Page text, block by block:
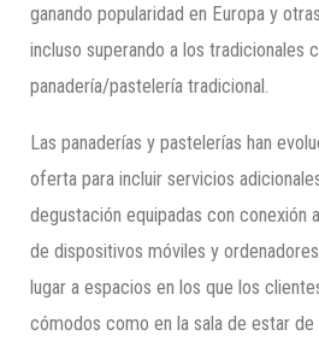
ganando popularidad en Europa y
incluso superando a los tradicionales
panadería/pastelería tradicional.
Las panaderías y pastelerías han
oferta para incluir servicios
degustación equipadas con conexión
de dispositivos móviles y
lugar a espacios en los que los
cómodos como en la sala de estar de